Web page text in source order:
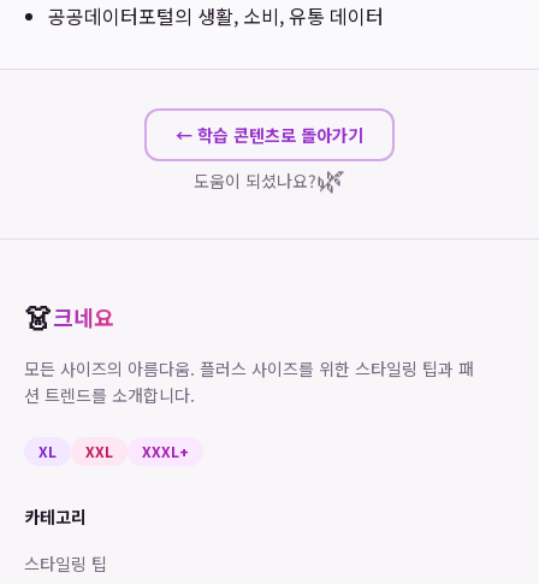
공공데이터포털의 생활, 소비, 유통 데이터
← 학습 콘텐츠로 돌아가기
도움이 되셨나요?🌿
👗크네요
모든 사이즈의 아름다움. 플러스 사이즈를 위한 스타일링 팁과 패
션 트렌드를 소개합니다.
XL XXL XXXL+
카테고리
스타일링 팁